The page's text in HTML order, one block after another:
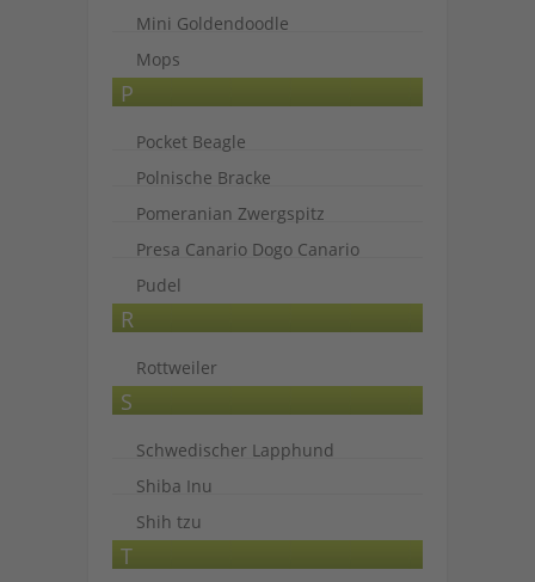
Mini Goldendoodle
Mops
P
Pocket Beagle
Polnische Bracke
Pomeranian Zwergspitz
Presa Canario Dogo Canario
Pudel
R
Rottweiler
S
Schwedischer Lapphund
Shiba Inu
Shih tzu
T